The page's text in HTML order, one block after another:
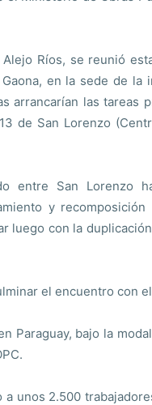
Ríos, se reunió
en la sede de la
arrancarían las tareas
de San Lorenzo
entre San Lorenzo
y
luego con la
el encuentro con
Paraguay, bajo la
unos 2.500